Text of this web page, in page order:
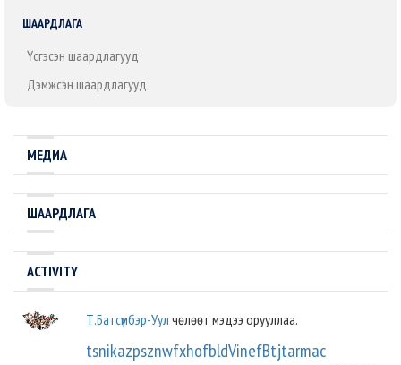
ШААРДЛАГА
Үүсгэсэн шаардлагууд
Дэмжсэн шаардлагууд
МЕДИА
ШААРДЛАГА
ACTIVITY
Т.Батсүмбэр-Уул чөлөөт мэдээ орууллаа.
tsnikazpsznwfxhofbldVinefBtjtarmac